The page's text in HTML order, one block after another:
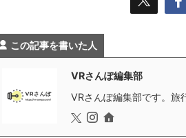
この記事を書いた人
VRさんぽ編集部
VRさんぽ編集部です。旅